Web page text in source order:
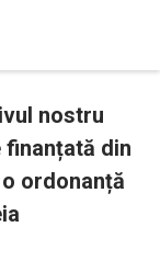
nostru
din
ordonanță